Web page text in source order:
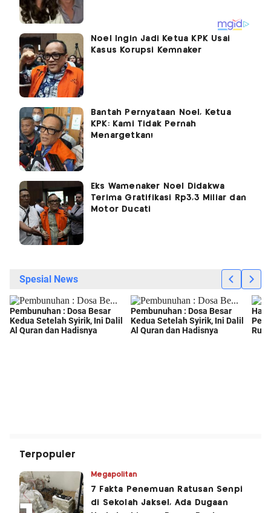
Noel Ingin Jadi Ketua KPK Usai
Kasus Korupsi Kemnaker
Bantah Pernyataan Noel, Ketua
KPK: Kami Tidak Pernah
Menargetkan!
Eks Wamenaker Noel Didakwa
Terima Gratifikasi Rp3,3 Miliar dan
Motor Ducati
Terpopuler
Megapolitan
7 Fakta Penemuan Ratusan Senpi
di Sekolah Jaksel, Ada Dugaan